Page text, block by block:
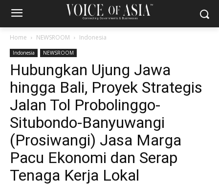
Home NEWSROOM Indonesia
Indonesia NEWSROOM
Hubungkan Ujung Jawa
hingga Bali, Proyek Strategis
Jalan Tol Probolinggo-
Situbondo-Banyuwangi
(Prosiwangi) Jasa Marga
Pacu Ekonomi dan Serap
Tenaga Kerja Lokal